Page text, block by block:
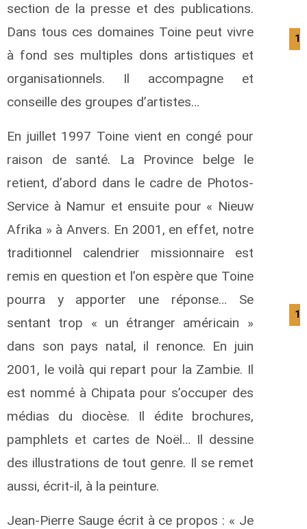
section de la presse et des publications.
Dans tous ces domaines Toine peut vivre
à fond ses multiples dons artistiques et
organisationnels. Il accompagne et
conseille des groupes d’artistes…
En juillet 1997 Toine vient en congé pour
raison de santé. La Province belge le
retient, d’abord dans le cadre de Photos-
Service à Namur et ensuite pour « Nieuw
Afrika » à Anvers. En 2001, en effet, notre
traditionnel calendrier missionnaire est
remis en question et l’on espère que Toine
pourra y apporter une réponse… Se
sentant trop « un étranger américain »
dans son pays natal, il renonce. En juin
2001, le voilà qui repart pour la Zambie. Il
est nommé à Chipata pour s’occuper des
médias du diocèse. Il édite brochures,
pamphlets et cartes de Noël… Il dessine
des illustrations de tout genre. Il se remet
aussi, écrit-il, à la peinture.
Jean-Pierre Sauge écrit à ce propos : « Je